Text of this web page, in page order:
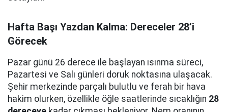
Hafta Başı Yazdan Kalma: Dereceler 28’i
Görecek
Pazar günü 26 derece ile başlayan ısınma süreci,
Pazartesi ve Salı günleri doruk noktasına ulaşacak.
Şehir merkezinde parçalı bulutlu ve ferah bir hava
hakim olurken, özellikle öğle saatlerinde sıcaklığın 28